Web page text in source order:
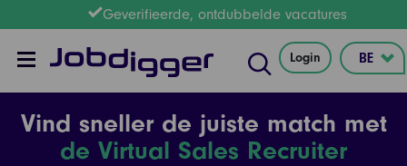
Geverifieerde, ontdubbelde vacatures
Login
Vind sneller de juiste match met
de Virtual Sales Recruiter